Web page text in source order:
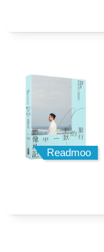
Readmoo